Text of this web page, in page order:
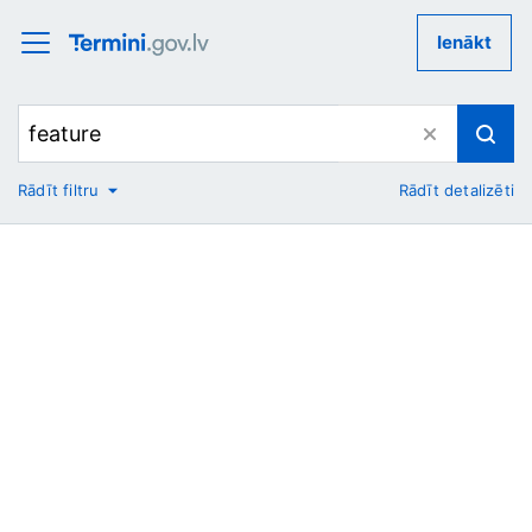
Ienākt
No
Rādīt filtru Rādīt detalizēti